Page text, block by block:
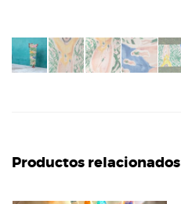
Productos relacionados